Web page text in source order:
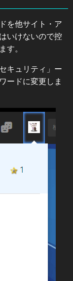
を他サイト・ア
いけないので控
す。
キュリティ」ー
ードに変更しま